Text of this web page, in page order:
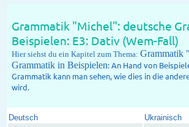
Grammatik "Michel": deutsche
Beispielen: E3: Dativ (Wem-Fall)
Hier siehst du ein Kapitel zum Thema:Grammatik
Grammatik in Beispielen: An Hand von
Grammatik kann man sehen, wie dies in die
wird.
Deutsch
Ukrainisch